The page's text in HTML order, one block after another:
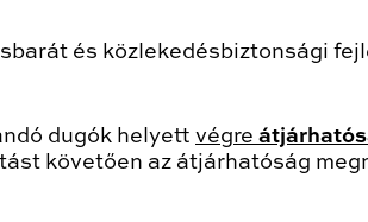
és közlekedésbiztonsági
dugók helyett végre
követően az átjárhatóság